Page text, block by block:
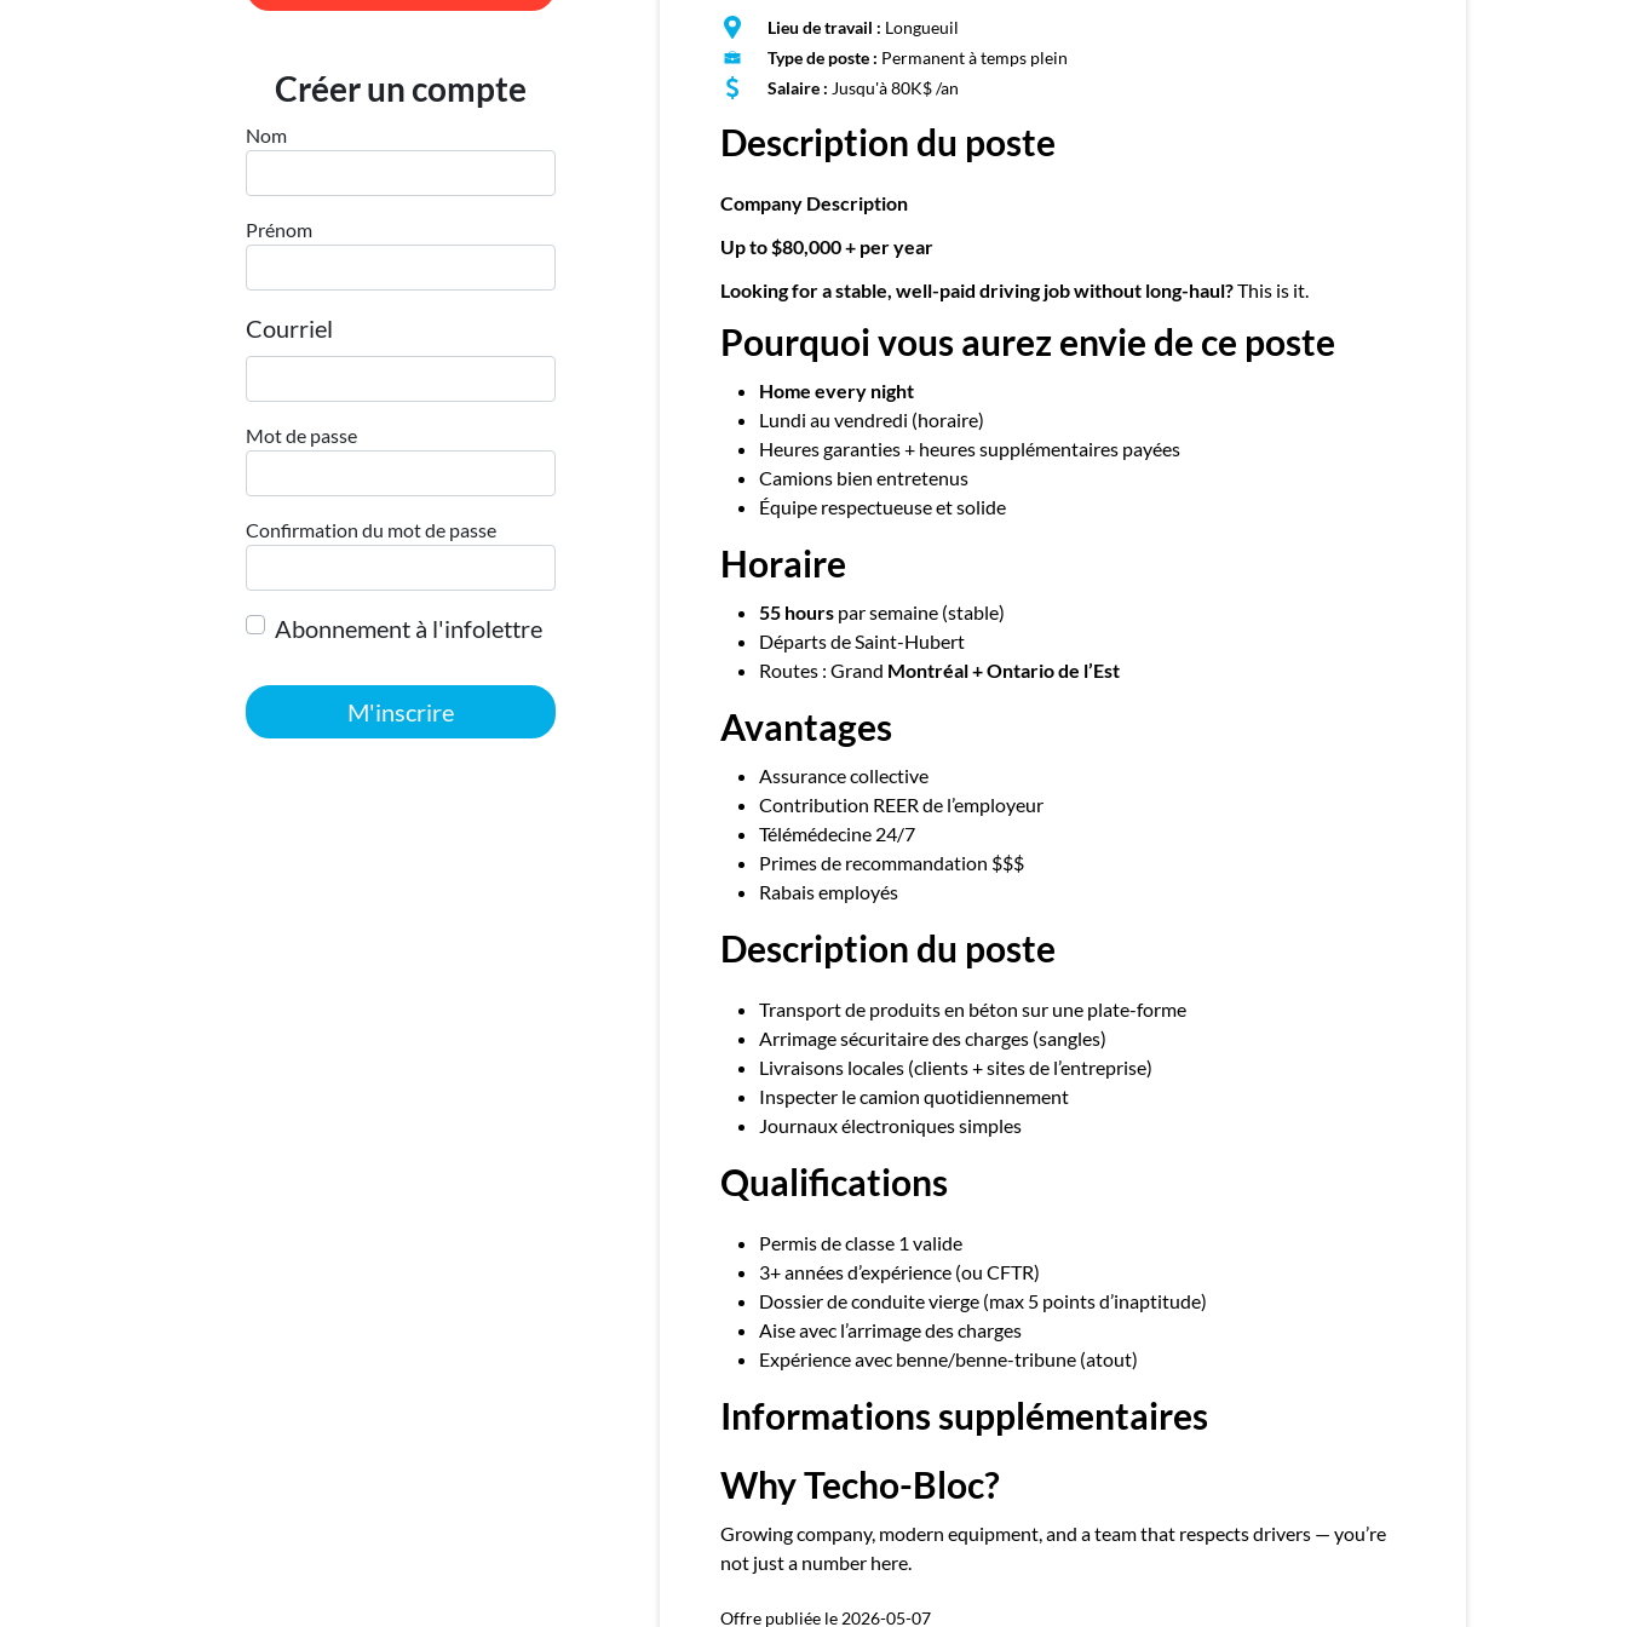
Publiez une offre d'emploi
Créer un compte
Nom
Prénom
Courriel
Mot de passe
Confirmation du mot de passe
Abonnement à l'infolettre
M'inscrire
Lieu de travail : Longueuil
Type de poste : Permanent à temps plein
Salaire : Jusqu'à 80K$ /an
Description du poste
Company Description
Up to $80,000 + per year
Looking for a stable, well-paid driving job without long-haul?This is it.
Pourquoi vous aurez envie de ce poste
Home every night
Lundi au vendredi (horaire)
Heures garanties + heures supplémentaires payées
Camions bien entretenus
Équipe respectueuse et solide
Horaire
55 hours par semaine (stable)
Départs de Saint-Hubert
Routes : Grand Montréal + Ontario de l’Est
Avantages
Assurance collective
Contribution REER de l’employeur
Télémédecine 24/7
Primes de recommandation $$$
Rabais employés
Description du poste
Transport de produits en béton sur une plate-forme
Arrimage sécuritaire des charges (sangles)
Livraisons locales (clients + sites de l’entreprise)
Inspecter le camion quotidiennement
Journaux électroniques simples
Qualifications
Permis de classe 1 valide
3+ années d’expérience (ou CFTR)
Dossier de conduite vierge (max 5 points d’inaptitude)
Aise avec l’arrimage des charges
Expérience avec benne/benne-tribune (atout)
Informations supplémentaires
Why Techo-Bloc?
Growing company, modern equipment, and a team that respects drivers — you’re
not just a number here.
Offre publiée le 2026-05-07